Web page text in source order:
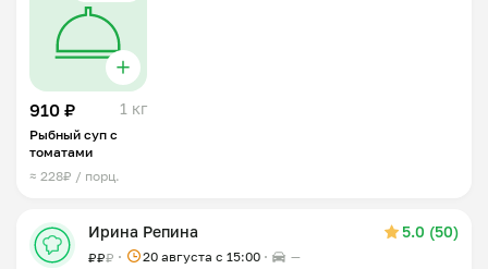
910 ₽ 1 кг
Рыбный суп с
томатами
≈ 228₽ / порц.
Ирина Репина 5.0 (50)
₽₽₽ 20 августа с 15:00 —